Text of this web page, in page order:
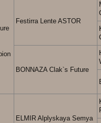
Festirra Lente ASTOR
BONNAZA Clak`s Future
ELMIR Alplyskaya Semya